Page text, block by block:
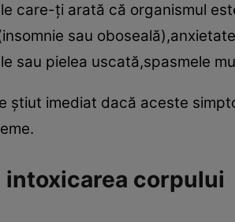
care-ţi arată că organismul
sau
sau pielea uscată,spasmele
ştiut imediat dacă aceste
intoxicarea corpului